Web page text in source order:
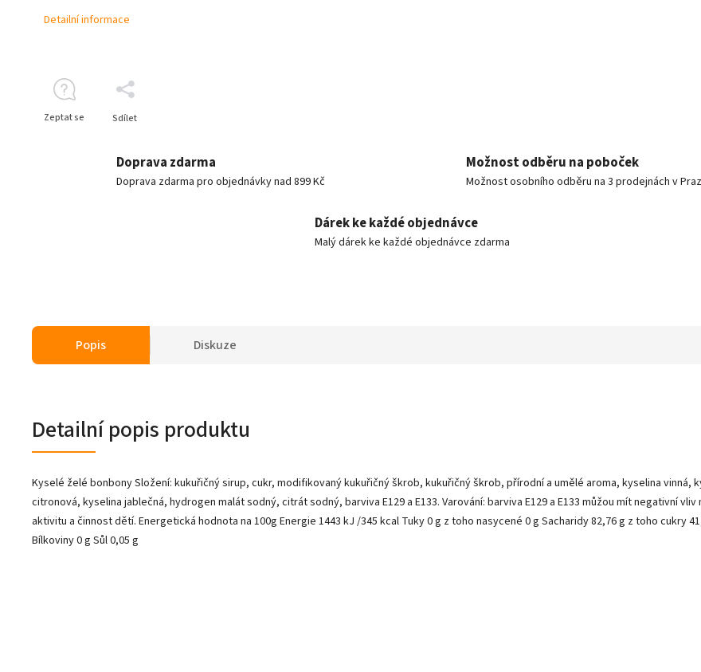
Detailní informace
Zeptat se Sdílet
Doprava zdarma
Doprava zdarma pro objednávky nad 899 Kč
Možnost odběru na poboček
Možnost osobního odběru na 3 prodejnách v
Dárek ke každé objednávce
Malý dárek ke každé objednávce zdarma
Popis Diskuze
Detailní popis produktu
Kyselé želé bonbony Složení: kukuřičný sirup, cukr, modifikovaný kukuřičný škrob, kukuřičný škrob, přírodní a umělé aroma, kyselina vinná,
citronová, kyselina jablečná, hydrogen malát sodný, citrát sodný, barviva E129 a E133. Varování: barviva E129 a E133 můžou mít negativní vliv
aktivitu a činnost dětí. Energetická hodnota na 100g Energie 1443 kJ /345 kcal Tuky 0 g z toho nasycené 0 g Sacharidy 82,76 g z toho cukry
Bílkoviny 0 g Sůl 0,05 g